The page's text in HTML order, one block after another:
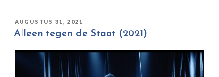
GEPLAATST
OP
AUGUSTUS 31, 2021
Alleen tegen de Staat (2021)